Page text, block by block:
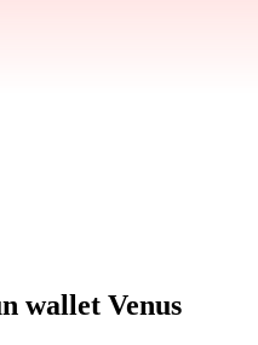
wallet Venus